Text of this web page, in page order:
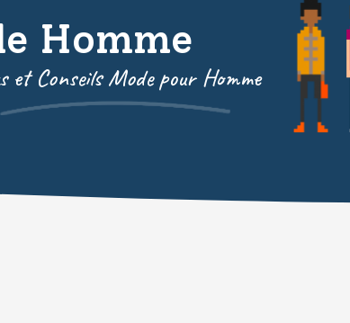
Homme
et Conseils Mode pour Homme